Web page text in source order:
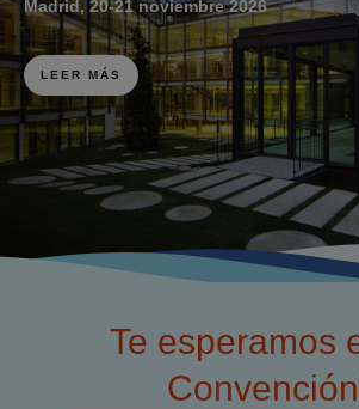
Madrid, 20-21 noviembre 2026
LEER MÁS
MÁS INFORMACIÓN
Te esperamos
Te esperamos